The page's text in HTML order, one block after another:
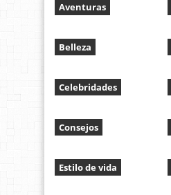
Aventuras
Belleza
Celebridades
Consejos
Estilo de vida